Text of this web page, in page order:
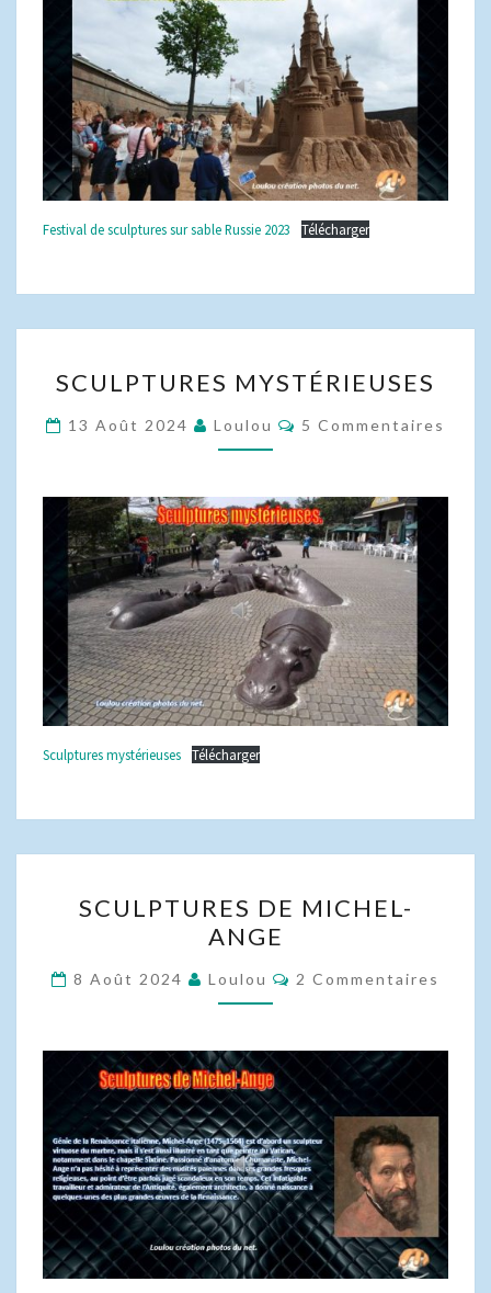
Festival de sculptures sur sable Russie 2023 Télécharger
MYSTÉRIEUSES
SCULPTURES MYSTÉRIEUSES
13 Août 2024 Loulou Commentaires
5 Commentaires
Sculptures mystérieuses Télécharger
DE
MICHEL-
ANGE
SCULPTURES DE MICHEL-
ANGE
8 Août 2024 Loulou Commentaires
2 Commentaires